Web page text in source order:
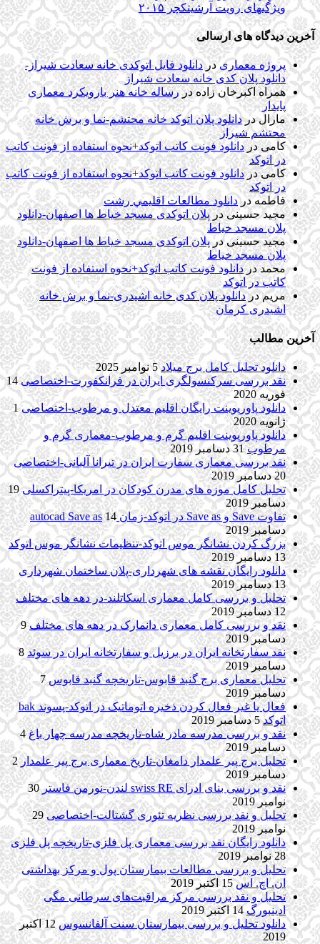
ویژگیهای رویت آرشیتکچر ۲۰۱۵
آخرین دیدگاه های ارسالی
پروژه معماریدردانلود فایل اتوکدی خانه سعادت شیراز-
دانلود پلان کدی خانه سعادت شیراز
همراه اکبرخان زادهدررساله خانه هنر بارویکرد معماری
پایدار
مارالدردانلود پلان اتوکد خانه محتشم-نما و برش خانه
محتشم شیراز
کامی در دانلود فونت کاتب اتوکد+نحوه استفاده از فونت کاتب
در اتوکد
کامیدردانلود فونت کاتب اتوکد+نحوه استفاده از فونت کاتب
در اتوکد
فاطمهدردانلود مطالعات اقليمي رشت
مجید حسینیدرپلان اتوکدی مسجد خیاط ها اصفهان-دانلود
پلان مسجد خیاط
مجید حسینیدرپلان اتوکدی مسجد خیاط ها اصفهان-دانلود
پلان مسجد خیاط
محمددردانلود فونت کاتب اتوکد+نحوه استفاده از فونت
کاتب در اتوکد
مریمدردانلود پلان کدی خانه اشیدری-نما و برش خانه
اشیدری کرمان
آخرین مطالب
دانلود تحلیل کامل برج میلاد 5 نوامبر 2025
نقد بررسی سرکنسولگری ایران در فرانکفورت-اختصاصی 14
فوریه 2020
دانلود پاورپوینت رایگان اقلیم معتدل و مرطوب-اختصاصی 1
ژانویه 2020
دانلود پاورپوینت اقلیم گرم و مرطوب-معماری گرم و
مرطوب 31 دسامبر 2019
نقد بررسی معماری سفارت ایران در تیرانا آلبانی-اختصاصی
20 دسامبر 2019
تحلیل کامل موزه های مدرن کودکان در امریکا-پیتراکسلی 19
دسامبر 2019
تفاوت Save و Save as در اتوکد-زمان autocad Save as
14
دسامبر 2019
بزرگ کردن نشانگر موس اتوکد-تنظیمات نشانگر موس اتوکد
13 دسامبر 2019
دانلود رایگان نقشه های شهرداری-پلان ساختمان شهرداری
13 دسامبر 2019
تحلیل و بررسی کامل معماری اسکاتلند-در دهه های مختلف
12 دسامبر 2019
نقد و بررسی کامل معماری دانمارک در دهه های مختلف 9
دسامبر 2019
نقد سفارتخانه ایران در برزیل و سفارتخانه ایران در سوئد 8
دسامبر 2019
تحلیل معماری برج گنبد قابوس-تاریخچه گنبد قابوس 7
دسامبر 2019
فعال یا غیر فعال کردن ذخیره اتوماتیک در اتوکد-پسوند bak
اتوکد 5 دسامبر 2019
نقد و بررسی مدرسه مادر شاه-تاریخچه مدرسه چهار باغ 4
دسامبر 2019
تحلیل برج پیر علمدار دامغان-تاریخ معماری برج پیر علمدار 2
دسامبر 2019
نقد و بررسی بنای ادرای swiss RE لندن-نورمن فاستر
30
نوامبر 2019
تحلیل و نقد بررسی نظریه تئوری گشتالت-اختصاصی 29
نوامبر 2019
دانلود رایگان نقد بررسی معماری پل فلزی-تاریخچه پل فلزی
28 نوامبر 2019
تحلیل و بررسی مطالعات بیمارستان پول و مرکز بهداشتی
ان. اچ. اس 15 اکتبر 2019
تحلیل و نقد بررسی مرکز مراقبت‌های سرطانی مگی
ادینبورگ 14 اکتبر 2019
دانلود تحلیل و بررسی بیمارستان سنت آلفانسوس
12 اکتبر
2019